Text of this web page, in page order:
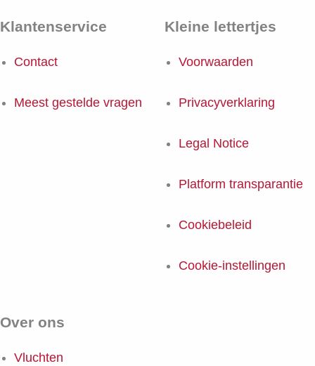
Klantenservice
Contact
Meest gestelde vragen
Kleine lettertjes
Voorwaarden
Privacyverklaring
Legal Notice
Platform transparantie
Cookiebeleid
Cookie-instellingen
Over ons
Vluchten